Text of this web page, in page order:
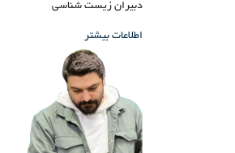
دبیران زیست شناسی
اطلاعات بیشتر